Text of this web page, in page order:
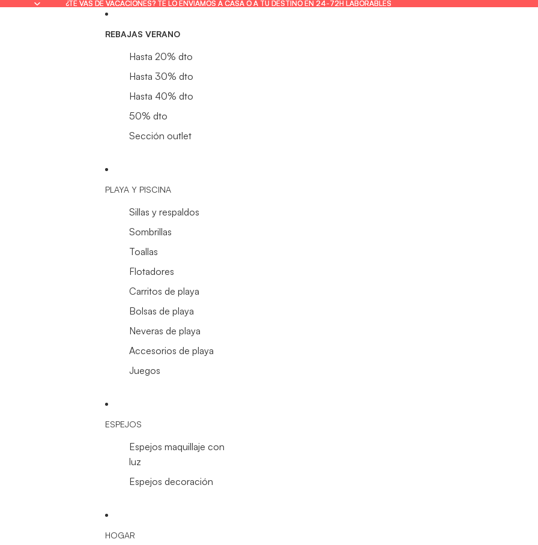
¿TE VAS DE VACACIONES? TE LO ENVIAMOS A CASA O A TU DESTINO EN 24-72H LABORABLES
¿TE VAS DE VACACIONES? TE LO ENVIAMOS A CASA O A TU DESTINO EN 24-72H LABORABLES
REBAJAS VERANO
Hasta 20% dto
Hasta 30% dto
Hasta 40% dto
50% dto
Sección outlet
PLAYA Y PISCINA
Sillas y respaldos
Sombrillas
Toallas
Flotadores
Carritos de playa
Bolsas de playa
Neveras de playa
Accesorios de playa
Juegos
ESPEJOS
Espejos maquillaje con
luz
Espejos decoración
HOGAR